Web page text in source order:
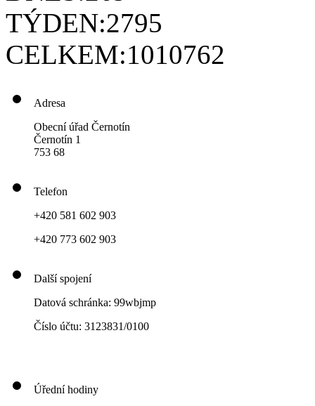
TÝDEN:2795
CELKEM:1010762
Adresa
Obecní úřad Černotín
Černotín 1
753 68
Telefon
+420 581 602 903
+420 773 602 903
Další spojení
Datová schránka: 99wbjmp
Číslo účtu: 3123831/0100
Úřední hodiny